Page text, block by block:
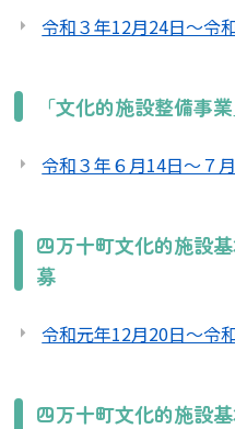
令和３年12月24日～令
「文化的施設整備事
令和３年６月14日～７
四万十町文化的施設
募
令和元年12月20日～令
四万十町文化的施設